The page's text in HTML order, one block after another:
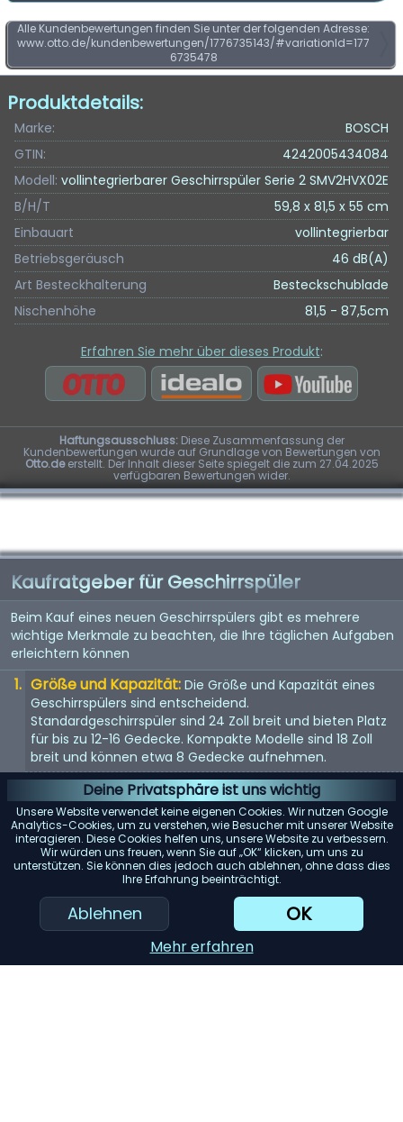
Deine Privatsphäre ist uns wichtig
Unsere Website verwendet keine eigenen Cookies. Wir nutzen Google
Analytics-Cookies, um zu verstehen, wie Besucher mit unserer Website
interagieren. Diese Cookies helfen uns, unsere Website zu verbessern.
Wir würden uns freuen, wenn Sie auf „OK“ klicken, um uns zu
unterstützen. Sie können dies jedoch auch ablehnen, ohne dass dies
Ihre Erfahrung beeinträchtigt.
Ablehnen OK
Mehr erfahren
Alle Kundenbewertungen finden Sie unter der folgenden Adresse:
www.otto.de/kundenbewertungen/1776735143/#variationId=177
6735478
Produktdetails:
Marke:
BOSCH
GTIN:
4242005434084
Modell: vollintegrierbarer Geschirrspüler Serie 2 SMV2HVX02E
B/H/T
59,8 x 81,5 x 55 cm
Einbauart
vollintegrierbar
Betriebsgeräusch
46 dB(A)
Art Besteckhalterung
Besteckschublade
Nischenhöhe
81,5 - 87,5cm
Erfahren Sie mehr über dieses Produkt:
Haftungsausschluss:Diese Zusammenfassung der
Kundenbewertungen wurde auf Grundlage von Bewertungen von
Otto.deerstellt. Der Inhalt dieser Seite spiegelt die zum 27.04.2025
verfügbaren Bewertungen wider.
Kaufratgeber für Geschirrspüler
Beim Kauf eines neuen Geschirrspülers gibt es mehrere
wichtige Merkmale zu beachten, die Ihre täglichen Aufgaben
erleichtern können
Größe und Kapazität: Die Größe und Kapazität eines
Geschirrspülers sind entscheidend.
Standardgeschirrspüler sind 24 Zoll breit und bieten Platz
für bis zu 12-16 Gedecke. Kompakte Modelle sind 18 Zoll
breit und können etwa 8 Gedecke aufnehmen.
Energieeffizienz: Achten Sie auf Geschirrspüler mit einer
Energy Star-Bewertung. Diese Modelle verbrauchen
weniger Wasser und Strom, was Ihnen langfristig Geld
spart.
Geräuschpegel: Geschirrspüler können laut sein. Wenn
Lärm ein Problem darstellt, suchen Sie nach Modellen mit
einem Dezibelwert von 45 oder darunter.
Reinigungsleistung:
Achten Sie auf Geschirrspüler mit
mehreren Spülzyklen und Optionen. Modelle mit einem